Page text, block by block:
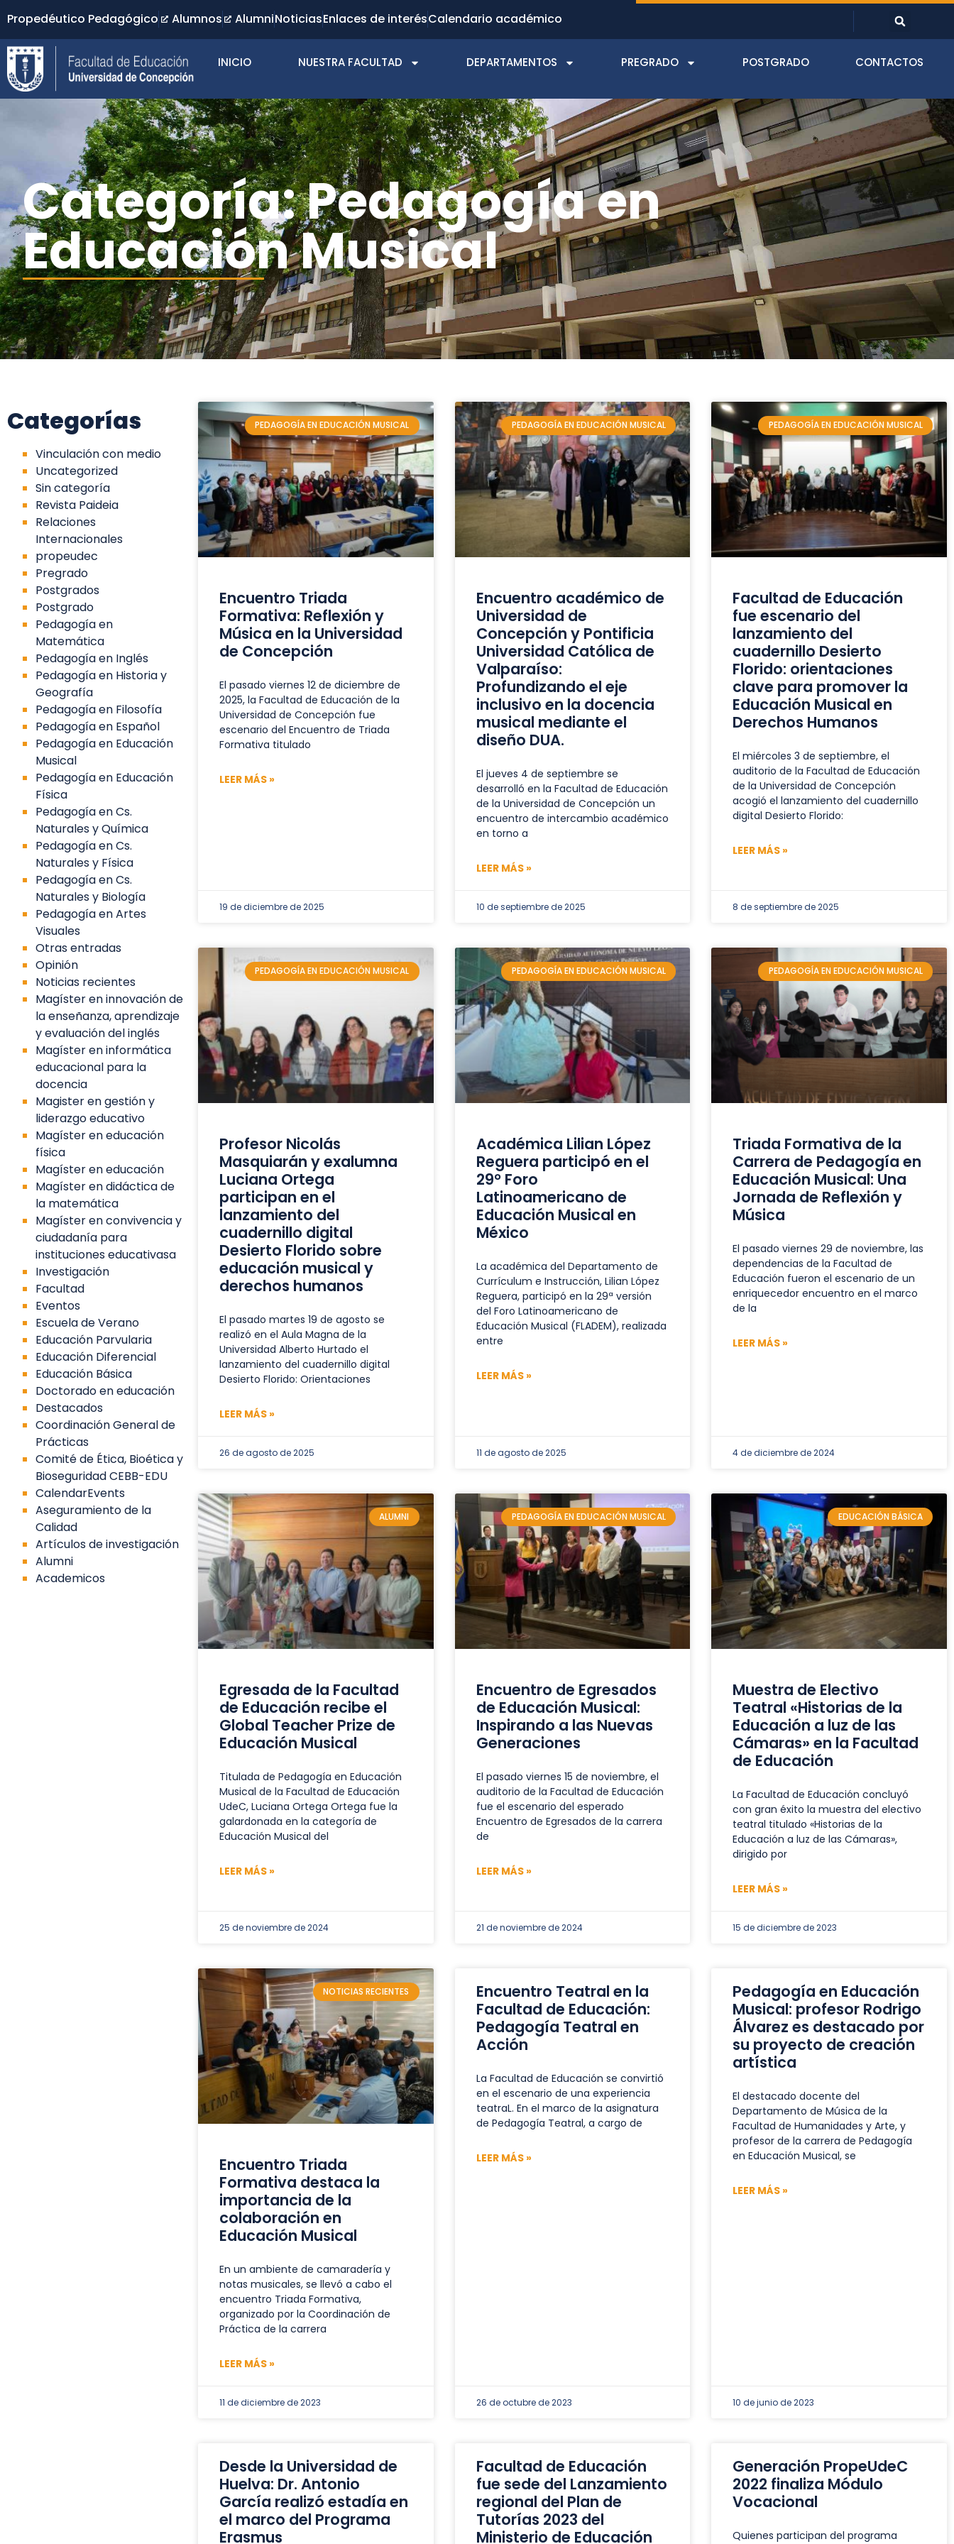
Propedéutico Pedagógico Alumnos AlumniNoticiasEnlaces de interésCalendario académico
INICIO NUESTRA FACULTAD DEPARTAMENTOS PREGRADO POSTGRADO CONTACTOS
Categoría: Pedagogía en
Educación Musical
Categorías
Vinculación con medio
Uncategorized
Sin categoría
Revista Paideia
Relaciones
Internacionales
propeudec
Pregrado
Postgrados
Postgrado
Pedagogía en
Matemática
Pedagogía en Inglés
Pedagogía en Historia y
Geografía
Pedagogía en Filosofía
Pedagogía en Español
Pedagogía en Educación
Musical
Pedagogía en Educación
Física
Pedagogía en Cs.
Naturales y Química
Pedagogía en Cs.
Naturales y Física
Pedagogía en Cs.
Naturales y Biología
Pedagogía en Artes
Visuales
Otras entradas
Opinión
Noticias recientes
Magíster en innovación de
la enseñanza, aprendizaje
y evaluación del inglés
Magíster en informática
educacional para la
docencia
Magister en gestión y
liderazgo educativo
Magíster en educación
física
Magíster en educación
Magíster en didáctica de
la matemática
Magíster en convivencia y
ciudadanía para
instituciones educativasa
Investigación
Facultad
Eventos
Escuela de Verano
Educación Parvularia
Educación Diferencial
Educación Básica
Doctorado en educación
Destacados
Coordinación General de
Prácticas
Comité de Ética, Bioética y
Bioseguridad CEBB-EDU
CalendarEvents
Aseguramiento de la
Calidad
Artículos de investigación
Alumni
Academicos
PEDAGOGÍA EN EDUCACIÓN MUSICAL
Encuentro Triada
Formativa: Reflexión y
Música en la Universidad
de Concepción
El pasado viernes 12 de diciembre de
2025, la Facultad de Educación de la
Universidad de Concepción fue
escenario del Encuentro de Triada
Formativa titulado
LEER MÁS »
19 de diciembre de 2025
PEDAGOGÍA EN EDUCACIÓN MUSICAL
Encuentro académico de
Universidad de
Concepción y Pontificia
Universidad Católica de
Valparaíso:
Profundizando el eje
inclusivo en la docencia
musical mediante el
diseño DUA.
El jueves 4 de septiembre se
desarrolló en la Facultad de Educación
de la Universidad de Concepción un
encuentro de intercambio académico
en torno a
LEER MÁS »
10 de septiembre de 2025
PEDAGOGÍA EN EDUCACIÓN MUSICAL
Facultad de Educación
fue escenario del
lanzamiento del
cuadernillo Desierto
Florido: orientaciones
clave para promover la
Educación Musical en
Derechos Humanos
El miércoles 3 de septiembre, el
auditorio de la Facultad de Educación
de la Universidad de Concepción
acogió el lanzamiento del cuadernillo
digital Desierto Florido:
LEER MÁS »
8 de septiembre de 2025
PEDAGOGÍA EN EDUCACIÓN MUSICAL
Profesor Nicolás
Masquiarán y exalumna
Luciana Ortega
participan en el
lanzamiento del
cuadernillo digital
Desierto Florido sobre
educación musical y
derechos humanos
El pasado martes 19 de agosto se
realizó en el Aula Magna de la
Universidad Alberto Hurtado el
lanzamiento del cuadernillo digital
Desierto Florido: Orientaciones
LEER MÁS »
26 de agosto de 2025
PEDAGOGÍA EN EDUCACIÓN MUSICAL
Académica Lilian López
Reguera participó en el
29° Foro
Latinoamericano de
Educación Musical en
México
La académica del Departamento de
Currículum e Instrucción, Lilian López
Reguera, participó en la 29ª versión
del Foro Latinoamericano de
Educación Musical (FLADEM), realizada
entre
LEER MÁS »
11 de agosto de 2025
PEDAGOGÍA EN EDUCACIÓN MUSICAL
Triada Formativa de la
Carrera de Pedagogía en
Educación Musical: Una
Jornada de Reflexión y
Música
El pasado viernes 29 de noviembre, las
dependencias de la Facultad de
Educación fueron el escenario de un
enriquecedor encuentro en el marco
de la
LEER MÁS »
4 de diciembre de 2024
ALUMNI
Egresada de la Facultad
de Educación recibe el
Global Teacher Prize de
Educación Musical
Titulada de Pedagogía en Educación
Musical de la Facultad de Educación
UdeC, Luciana Ortega Ortega fue la
galardonada en la categoría de
Educación Musical del
LEER MÁS »
25 de noviembre de 2024
PEDAGOGÍA EN EDUCACIÓN MUSICAL
Encuentro de Egresados
de Educación Musical:
Inspirando a las Nuevas
Generaciones
El pasado viernes 15 de noviembre, el
auditorio de la Facultad de Educación
fue el escenario del esperado
Encuentro de Egresados de la carrera
de
LEER MÁS »
21 de noviembre de 2024
EDUCACIÓN BÁSICA
Muestra de Electivo
Teatral «Historias de la
Educación a luz de las
Cámaras» en la Facultad
de Educación
La Facultad de Educación concluyó
con gran éxito la muestra del electivo
teatral titulado «Historias de la
Educación a luz de las Cámaras»,
dirigido por
LEER MÁS »
15 de diciembre de 2023
NOTICIAS RECIENTES
Encuentro Triada
Formativa destaca la
importancia de la
colaboración en
Educación Musical
En un ambiente de camaradería y
notas musicales, se llevó a cabo el
encuentro Triada Formativa,
organizado por la Coordinación de
Práctica de la carrera
LEER MÁS »
11 de diciembre de 2023
Encuentro Teatral en la
Facultad de Educación:
Pedagogía Teatral en
Acción
La Facultad de Educación se convirtió
en el escenario de una experiencia
teatraL. En el marco de la asignatura
de Pedagogía Teatral, a cargo de
LEER MÁS »
26 de octubre de 2023
Pedagogía en Educación
Musical: profesor Rodrigo
Álvarez es destacado por
su proyecto de creación
artística
El destacado docente del
Departamento de Música de la
Facultad de Humanidades y Arte, y
profesor de la carrera de Pedagogía
en Educación Musical, se
LEER MÁS »
10 de junio de 2023
Desde la Universidad de
Huelva: Dr. Antonio
García realizó estadía en
el marco del Programa
Erasmus
Facultad de Educación
fue sede del Lanzamiento
regional del Plan de
Tutorías 2023 del
Ministerio de Educación
Generación PropeUdeC
2022 finaliza Módulo
Vocacional
Quienes participan del programa